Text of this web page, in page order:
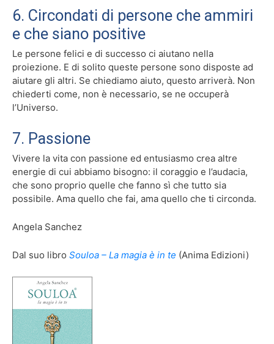
6. Circondati di persone che ammiri
e che siano positive
Le persone felici e di successo ci aiutano nella
proiezione. E di solito queste persone sono disposte ad
aiutare gli altri. Se chiediamo aiuto, questo arriverà. Non
chiederti come, non è necessario, se ne occuperà
l’Universo.
7. Passione
Vivere la vita con passione ed entusiasmo crea altre
energie di cui abbiamo bisogno: il coraggio e l’audacia,
che sono proprio quelle che fanno sì che tutto sia
possibile. Ama quello che fai, ama quello che ti circonda.
Angela Sanchez
Dal suo libro Souloa – La magia è in te (Anima Edizioni)